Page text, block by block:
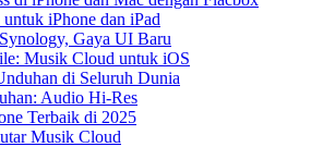
iPhone dan iPad
Gaya UI Baru
Musik Cloud untuk iOS
di Seluruh Dunia
Audio Hi-Res
Terbaik di 2025
Musik Cloud